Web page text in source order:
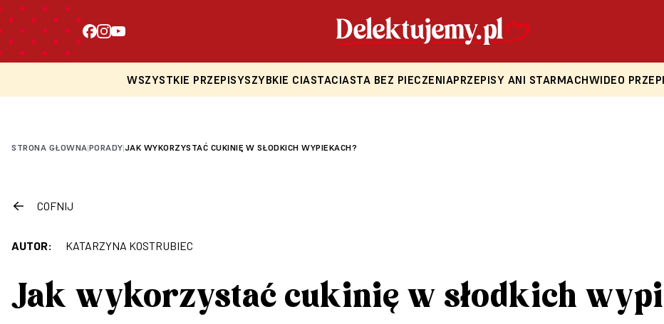
WSZYSTKIE PRZEPISYSZYBKIE CIASTACIASTA BEZ PIECZENIAPRZEPISY ANI STARMACHWIDEO
STRONA GŁOWNA|PORADY|JAK WYKORZYSTAĆ CUKINIĘ W SŁODKICH WYPIEKACH?
COFNIJ
AUTOR: KATARZYNA KOSTRUBIEC
Jak wykorzystać cukinię w słodkich